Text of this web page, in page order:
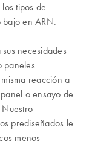
tipos de
bajo en ARN.
necesidades
paneles
reacción a
o ensayo de
prediseñados le
menos